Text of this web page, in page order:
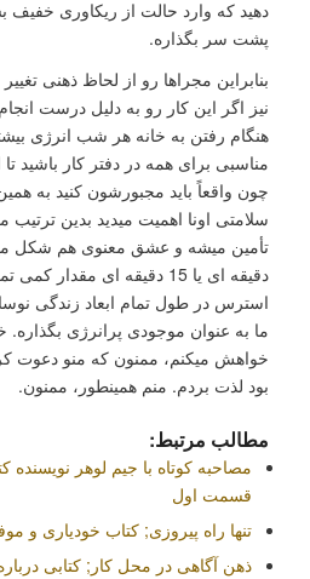
دهید که وارد حالت از ریکاوری خفیف
پشت سر بگذاره.
بنابراین مجراها رو از لحاظ ذهنی
نیز اگر این کار رو به دلیل درست
هنگام رفتن به خانه هر شب انرژی
مناسبی برای همه در دفتر کار باشید
چون واقعاً باید مجبورشون کنید به
سلامتی اونا اهمیت میدید بدین ترتیب
دقیقه ای یا 15 دقیقه ای
استرس در طول تمام ابعاد زندگی
ما به عنوان موجودی پرانرژی
خواهش میکنم، ممنون که منو دعوت
بود لذت بردم. منم همینطور، ممنون.
مطالب مرتبط:
مصاحبه کوتاه با جیم لوهر نویسنده
قسمت اول
تنها راه پیروزی; کتاب خودیاری و
ذهن آگاهی در محل کار; کتابی